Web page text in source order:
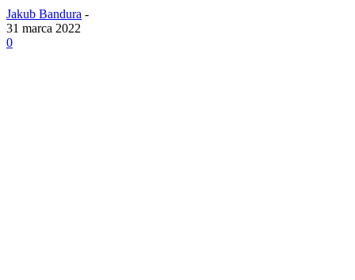
Jakub Bandura -
31 marca 2022
0